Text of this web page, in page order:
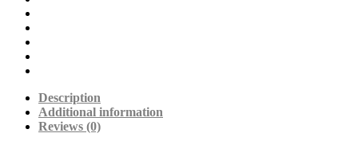
Description
Additional information
Reviews (0)